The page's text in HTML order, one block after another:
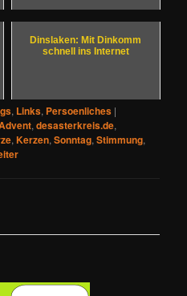
Dinslaken: Mit Dinkomm
schnell ins Internet
, Links, Persoenliches |
,desasterkreis.de,
,Kerzen,Sonntag,Stimmung,